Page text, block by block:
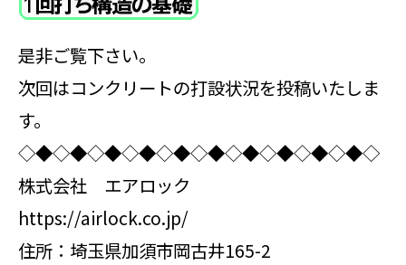
是非ご覧下さい。
次回はコンクリートの打設状況を投稿いたしま
す。
◇◆◇◆◇◆◇◆◇◆◇◆◇◆◇◆◇◆◇◆◇
株式会社 エアロック
https://airlock.co.jp/
住所：埼玉県加須市岡古井165-2